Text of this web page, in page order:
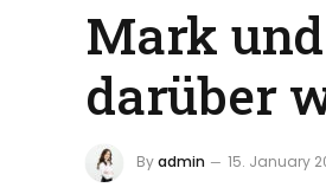
Mark
darüber
Byadmin 15. January